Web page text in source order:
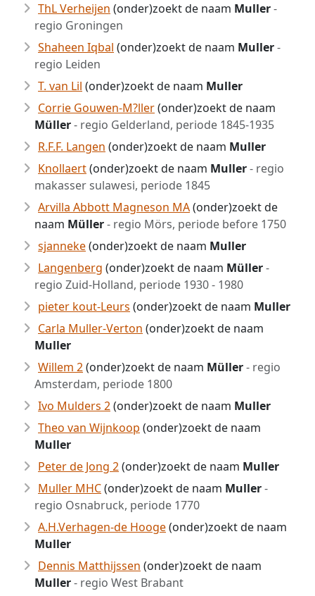
ThL Verheijen (onder)zoekt de naam Muller-
regio Groningen
Shaheen Iqbal (onder)zoekt de naam Muller-
regio Leiden
T. van Lil (onder)zoekt de naam Muller
Corrie Gouwen-M?ller(onder)zoekt de naam
Müller- regio Gelderland, periode 1845-1935
R.F.F. Langen (onder)zoekt de naam Muller
Knollaert(onder)zoekt de naam Muller- regio
makasser sulawesi, periode 1845
Arvilla Abbott Magneson MA(onder)zoekt de
naam Müller- regio Mörs, periode before 1750
sjanneke(onder)zoekt de naam Muller
Langenberg (onder)zoekt de naam Müller-
regio Zuid-Holland, periode 1930 - 1980
pieter kout-Leurs (onder)zoekt de naam Muller
Carla Muller-Verton (onder)zoekt de naam
Muller
Willem 2(onder)zoekt de naam Müller- regio
Amsterdam, periode 1800
Ivo Mulders 2(onder)zoekt de naam Muller
Theo van Wijnkoop (onder)zoekt de naam
Muller
Peter de Jong 2(onder)zoekt de naam Muller
Muller MHC(onder)zoekt de naam Muller-
regio Osnabruck, periode 1770
A.H.Verhagen-de Hooge(onder)zoekt de naam
Muller
Dennis Matthijssen (onder)zoekt de naam
Muller- regio West Brabant